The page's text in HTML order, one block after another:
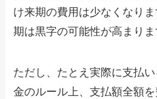
け来期の費用は少なくなり
期は黒字の可能性が高まりま
ただし、たとえ実際に支払
金のルール上、支払額全額